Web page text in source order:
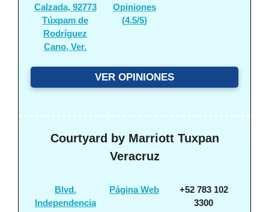
Calzada, 92773
Túxpam de
Rodríguez
Cano, Ver.
Opiniones
(4.5/5)
VER OPINIONES
Courtyard by Marriott Tuxpan
Veracruz
Blvd.
Independencia
Página Web
+52 783 102
3300